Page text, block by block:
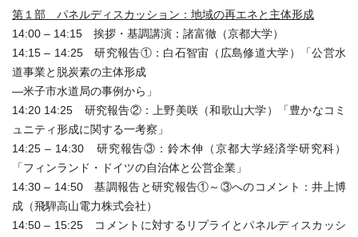
第１部 パネルディスカッション：地域の再エネと主体形成
14:00 – 14:15 挨拶・基調講演：諸富徹（京都大学）
14:15 – 14:25 研究報告①：白石智宙（広島修道大学）「公営水
道事業と脱炭素の主体形成
―米子市水道局の事例から」
14:20 14:25 研究報告②：上野美咲（和歌山大学）「豊かなコミ
ュニティ形成に関する一考察」
14:25 – 14:30 研究報告③：鈴木伸（京都大学経済学研究科）
「フィンランド・ドイツの自治体と公営企業」
14:30 – 14:50 基調報告と研究報告①～③へのコメント：井上博
成（飛騨高山電力株式会社）
14:50 – 15:25 コメントに対するリプライとパネルディスカッシ